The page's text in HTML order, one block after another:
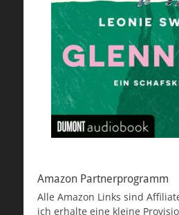
Amazon Partnerprogramm
Alle Amazon Links sind
ich erhalte eine kleine